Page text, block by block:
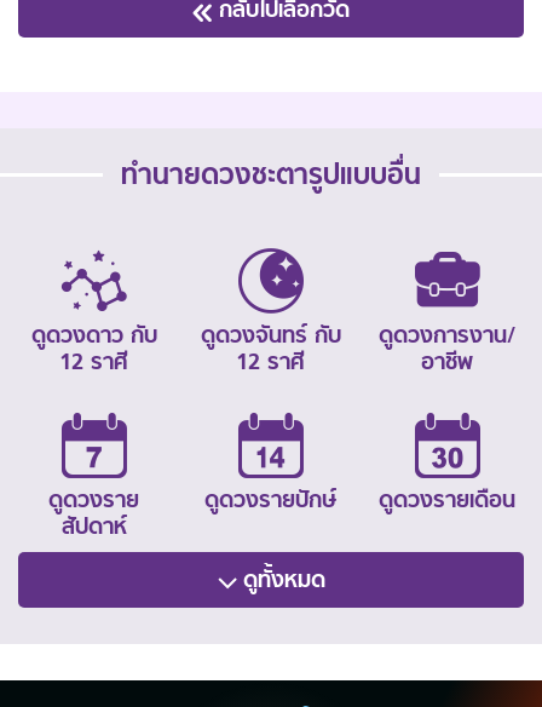
กลับไปเลือกวัด
ทำนายดวงชะตารูปแบบอื่น
ดูดวงดาว กับ
12 ราศี
ดูดวงจันทร์ กับ
12 ราศี
ดูดวงการงาน/
อาชีพ
ดูดวงราย
สัปดาห์
ดูดวงรายปักษ์ ดูดวงรายเดือน
ดูทั้งหมด